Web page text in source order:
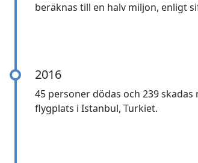
beräknas till en halv miljon, enligt
2016
45 personer dödas och 239
flygplats i Istanbul, Turkiet.